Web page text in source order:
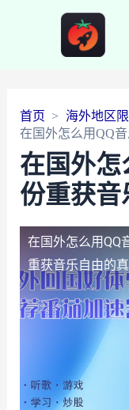
首页
海外地区限
在国外怎么用QQ
在国外怎
份重获音
在国外怎么用QQ
重获音乐自由的